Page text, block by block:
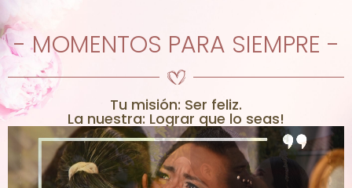
- MOMENTOS PARA SIEMPRE -
Tu misión: Ser feliz.
La nuestra: Lograr que lo seas!